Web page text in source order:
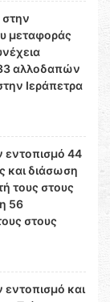
μεταφοράς
αλλοδαπών
Ιεράπετρα
εντοπισμό 44
και διάσωση
τους στους
56
στους
και